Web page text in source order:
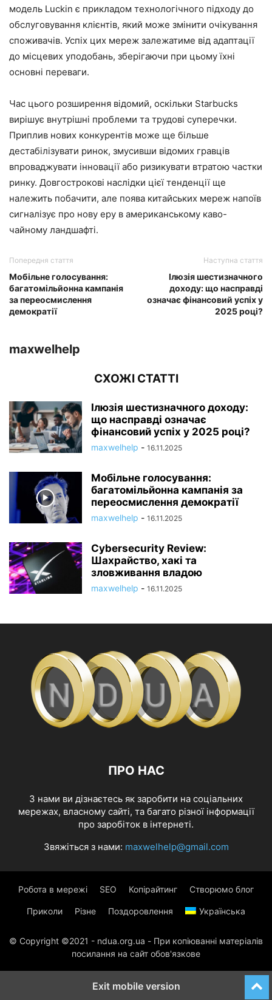
модель Luckin є прикладом технологічного підходу до
обслуговування клієнтів, який може змінити очікування
споживачів. Успіх цих мереж залежатиме від адаптації
до місцевих уподобань, зберігаючи при цьому їхні
основні переваги.
Час цього розширення відомий, оскільки Starbucks
вирішує внутрішні проблеми та трудові суперечки.
Приплив нових конкурентів може ще більше
дестабілізувати ринок, змусивши відомих гравців
впроваджувати інновації або ризикувати втратою частки
ринку. Довгострокові наслідки цієї тенденції ще
належить побачити, але поява китайських мереж напоїв
сигналізує про нову еру в американському каво-
чайному ландшафті.
Попередня стаття
Мобільне голосування:
багатомільйонна кампанія
за переосмислення
демократії
Наступна стаття
Ілюзія шестизначного
доходу: що насправді
означає фінансовий успіх у
2025 році?
maxwelhelp
СХОЖІ СТАТТІ
Ілюзія шестизначного доходу:
що насправді означає
фінансовий успіх у 2025 році?
maxwelhelp - 16.11.2025
Мобільне голосування:
багатомільйонна кампанія за
переосмислення демократії
maxwelhelp - 16.11.2025
Cybersecurity Review:
Шахрайство, хакі та
зловживання владою
maxwelhelp - 16.11.2025
ПРО НАС
З нами ви дізнаєтесь як заробити на соціальних
мережах, власному сайті, та багато різної інформації
про заробіток в інтернеті.
Звяжіться з нами: maxwelhelp@gmail.com
Робота в мережі SEO Копірайтинг Створюмо блог
Приколи Різне Поздоровлення Українська
© Copyright ©2021 - ndua.org.ua - При копіюванні матеріалів
посилання на сайт обов'язкове
Exit mobile version